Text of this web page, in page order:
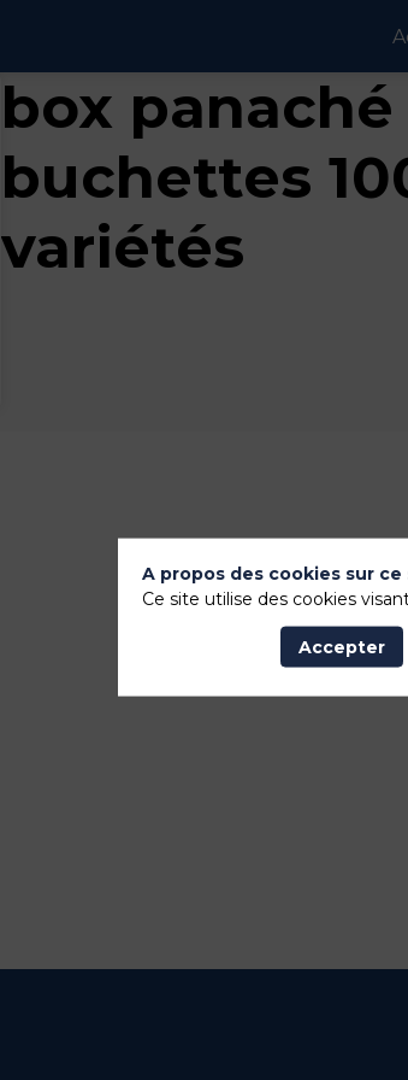
box
buchettes
variétés
A propos des cookies sur ce
Ce site utilise des cookies
Accepter